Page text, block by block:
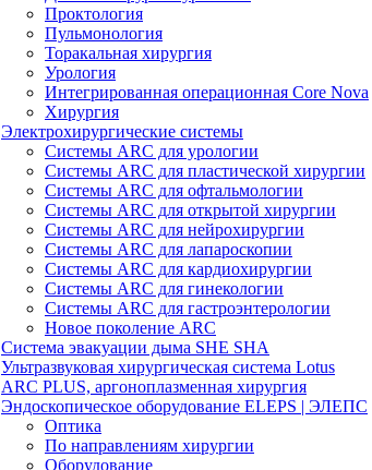
Проктология
Пульмонология
Торакальная хирургия
Урология
Интегрированная операционная Core Nova
Хирургия
Электрохирургические системы
Системы ARC для урологии
Системы ARC для пластической хирургии
Системы ARC для офтальмологии
Системы ARC для открытой хирургии
Системы ARC для нейрохирургии
Системы ARC для лапароскопии
Системы ARC для кардиохирургии
Системы ARC для гинекологии
Системы ARC для гастроэнтерологии
Новое поколение ARC
Система эвакуации дыма SHE SHA
Ультразвуковая хирургическая система Lotus
ARC PLUS, аргоноплазменная хирургия
Эндоскопическое оборудование ELEPS | ЭЛЕПС
Оптика
По направлениям хирургии
Оборудование